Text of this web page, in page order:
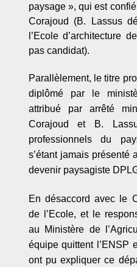
paysage », qui est
Corajoud (B. Lassus
l’Ecole d’architecture
pas candidat).
Parall èlement, le titre
dipl ômé par le
attribué par arrêté
Corajoud et B.
professionnels du
s’étant jamais présenté
devenir paysagiste
En désaccord avec le
de l’Ecole, et le
au Ministère de
équipe quittent l ’ENSP
ont pu expliquer ce dé